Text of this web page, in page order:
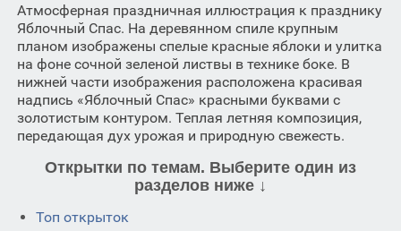
Атмосферная праздничная иллюстрация к празднику
Яблочный Спас. На деревянном спиле крупным
планом изображены спелые красные яблоки и улитка
на фоне сочной зеленой листвы в технике боке. В
нижней части изображения расположена красивая
надпись «Яблочный Спас» красными буквами с
золотистым контуром. Теплая летняя композиция,
передающая дух урожая и природную свежесть.
Открытки по темам. Выберите один из
разделов ниже ↓
Топ открыток